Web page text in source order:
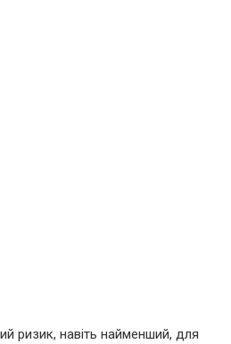
ризик, навіть найменший, для